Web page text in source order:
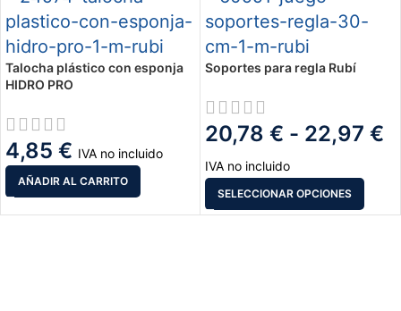
Talocha plástico con esponja
HIDRO PRO
4,85 € IVA no incluido
AÑADIR AL CARRITO
Soportes para regla Rubí
20,78 € - 22,97 €
IVA no incluido
SELECCIONAR OPCIONES